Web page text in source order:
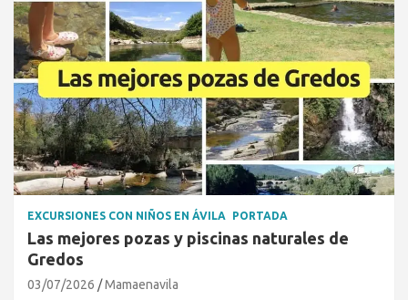
EXCURSIONES CON NIÑOS EN ÁVILA PORTADA
Las mejores pozas y piscinas naturales de
Gredos
03/07/2026 Mamaenavila